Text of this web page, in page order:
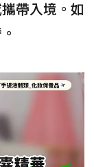
帶入境。如